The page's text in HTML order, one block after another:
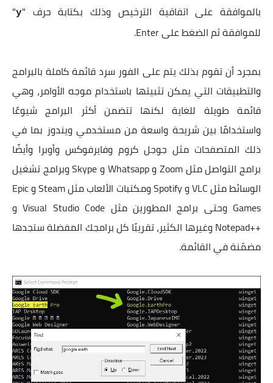
بالموافقة على اتفاقية الترخيص وذلك بكتابة حرف "y
"
للموافقة ثم الضغط على Enter.
بمجرد أن تقوم بذلك يتم على الفور سرد قائمة كاملة بالبرامج
والتطبيقات التي يمكن تثبيتها باستخدام موجه الأوامر، وهي
قائمة طويلة للغاية لكنها تتضمن أكثر البرامج شيوعًا
واستخدامًا بين شريحة واسعة من مستخدمي ويندوز بما في
ذلك المتصفحات مثل جوجل كروم وفايرفوكس وأوبرا وأيضًا
برامج التواصل مثل Zoom و Whatsapp و Skype وبرامج تشغيل
الوسائط مثل VLC و Spotify ومكتبات الألعاب مثل Steam و Epic
Games وحتى برامج المطورين مثل Visual Studio Code و
++Notepad وغيرها الكثير، تقريبًا كل برامجك المفضلة ستجدها
مضمّنة في القائمة.